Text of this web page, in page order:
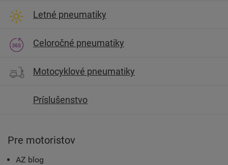
Letné pneumatiky
Celoročné pneumatiky
Motocyklové pneumatiky
Príslušenstvo
Pre motoristov
AZ blog